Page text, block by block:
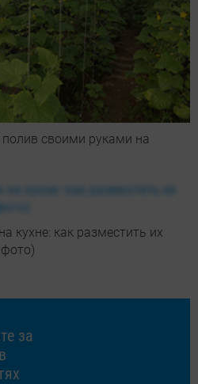
своими руками на
кухне: как разместить их
за